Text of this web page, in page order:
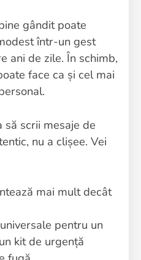
gândit poate
într-un gest
ani de zile. În schimb,
face ca și cel mai
scrii mesaje de
nu a clișee. Vei
mai mult decât
pentru un
kit de urgență